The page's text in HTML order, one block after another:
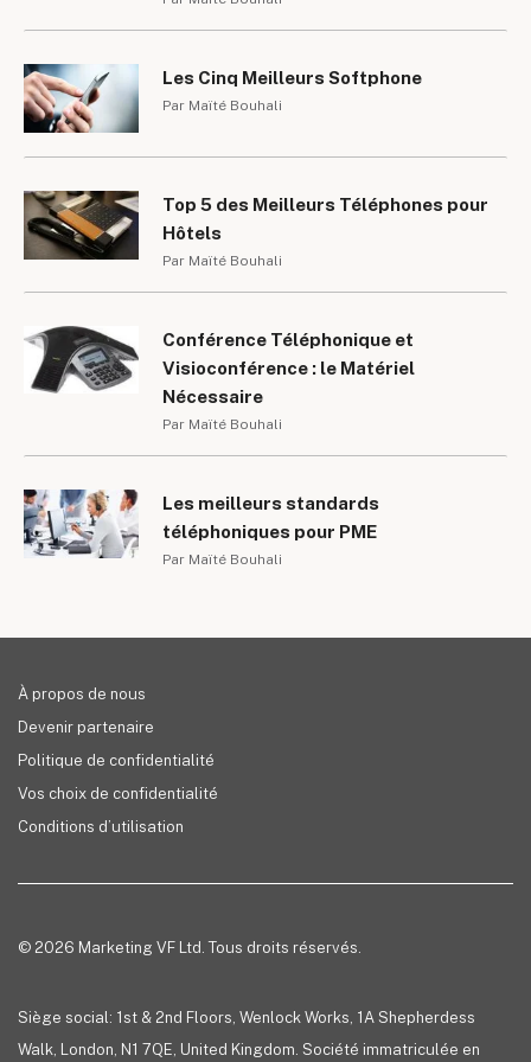
Les Cinq Meilleurs Softphone
Par Maïté Bouhali
Top 5 des Meilleurs Téléphones pour
Hôtels
Par Maïté Bouhali
Conférence Téléphonique et
Visioconférence : le Matériel
Nécessaire
Par Maïté Bouhali
Les meilleurs standards
téléphoniques pour PME
Par Maïté Bouhali
À propos de nous
Devenir partenaire
Politique de confidentialité
Vos choix de confidentialité
Conditions d’utilisation
© 2026 Marketing VF Ltd. Tous droits réservés.
Siège social: 1st & 2nd Floors, Wenlock Works, 1A Shepherdess
Walk, London, N1 7QE, United Kingdom. Société immatriculée en